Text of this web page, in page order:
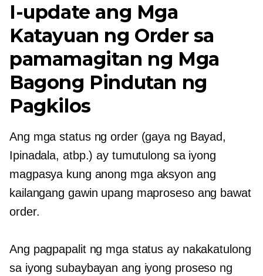
I-update ang Mga
Katayuan ng Order sa
pamamagitan ng Mga
Bagong Pindutan ng
Pagkilos
Ang mga status ng order (gaya ng Bayad,
Ipinadala, atbp.) ay tumutulong sa iyong
magpasya kung anong mga aksyon ang
kailangang gawin upang maproseso ang bawat
order.
Ang pagpapalit ng mga status ay nakakatulong
sa iyong subaybayan ang iyong proseso ng